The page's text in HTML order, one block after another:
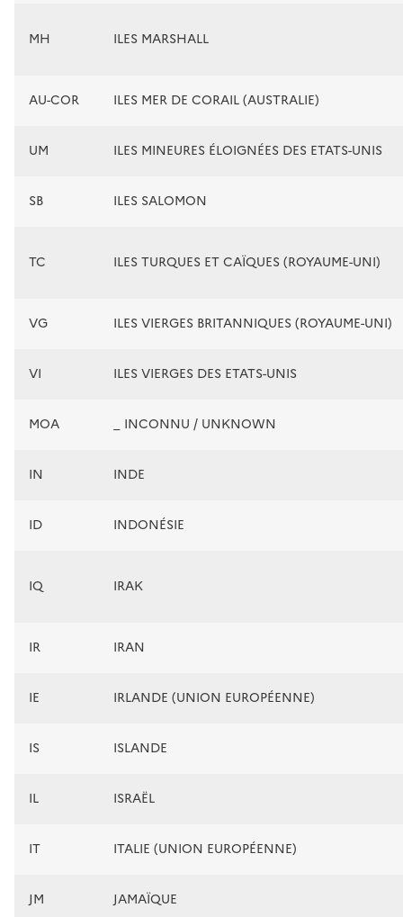
MH ILES MARSHALL
AU-COR ILES MER DE CORAIL (AUSTRALIE)
UM ILES MINEURES ÉLOIGNÉES DES ETATS-UNIS
SB ILES SALOMON
TC ILES TURQUES ET CAÏQUES (ROYAUME-UNI)
VG ILES VIERGES BRITANNIQUES (ROYAUME-UNI)
VI ILES VIERGES DES ETATS-UNIS
MOA _ INCONNU / UNKNOWN
IN INDE
ID INDONÉSIE
IQ IRAK
IR IRAN
IE IRLANDE (UNION EUROPÉENNE)
IS ISLANDE
IL ISRAËL
IT ITALIE (UNION EUROPÉENNE)
JM JAMAÏQUE